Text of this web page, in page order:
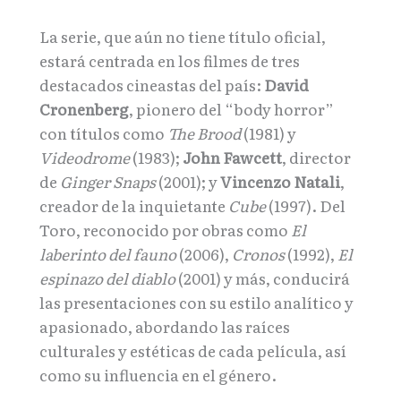
La serie, que aún no tiene título oficial,
estará centrada en los filmes de tres
destacados cineastas del país: David
Cronenberg, pionero del “body horror”
con títulos como The Brood(1981) y
Videodrome(1983); John Fawcett, director
de Ginger Snaps(2001); yVincenzo Natali,
creador de la inquietante Cube(1997). Del
Toro, reconocido por obras como El
laberinto del fauno(2006), Cronos(1992), El
espinazo del diablo(2001) y más, conducirá
las presentaciones con su estilo analítico y
apasionado, abordando las raíces
culturales y estéticas de cada película, así
como su influencia en el género.